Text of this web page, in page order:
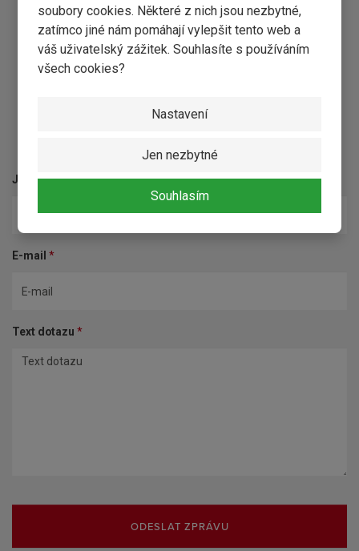
soubory cookies. Některé z nich jsou nezbytné,
zatímco jiné nám pomáhají vylepšit tento web a
váš uživatelský zážitek. Souhlasíte s používáním
všech cookies?
Nastavení
Jen nezbytné
Souhlasím
Jméno a příjmení*
E-mail *
Text dotazu *
ODESLAT ZPRÁVU